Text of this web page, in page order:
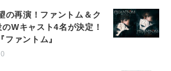
の再演！ファントム＆ク
Wキャスト4名が決定！
ファントム』